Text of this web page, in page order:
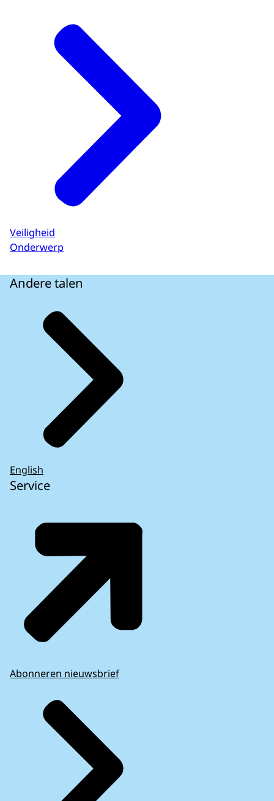
Veiligheid
Onderwerp
Andere talen
English
Service
Abonneren nieuwsbrief